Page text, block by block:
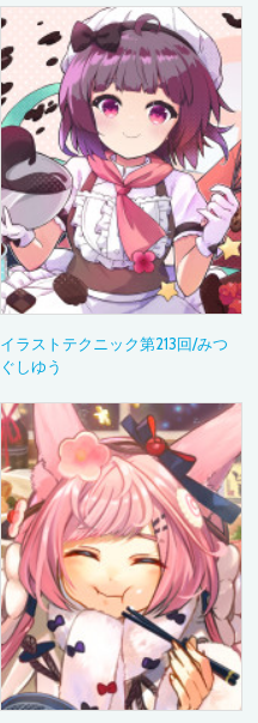
イラストテクニック第213回/みつ
ぐしゆう